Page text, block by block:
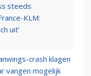
steeds
KLM:
uit’
crash klagen
vangen mogelijk